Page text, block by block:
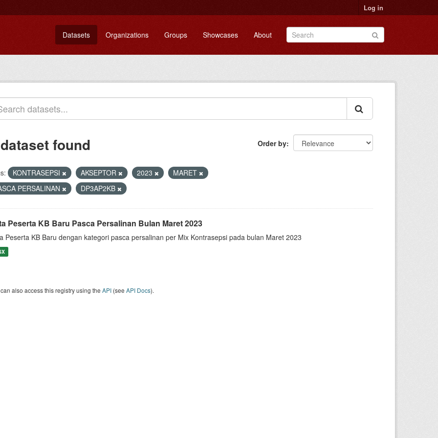
Log in
Datasets Organizations Groups Showcases About
Order by
found
KONTRASEPSI AKSEPTOR 2023
MARET
PERSALINAN
DP3AP2KB
Peserta KB Baru Pasca Persalinan Bulan Maret 2023
Peserta KB Baru dengan kategori pasca persalinan per Mix Kontrasepsi pada bulan Maret 2023
also access this registry using the API (see API Docs).